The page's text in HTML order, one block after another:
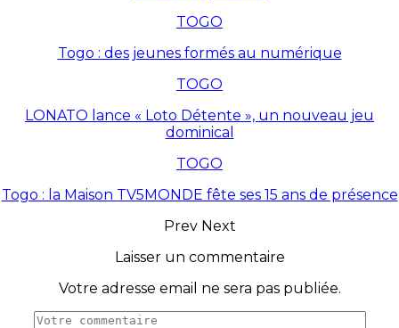
TOGO
Togo : des jeunes formés au numérique
TOGO
LONATO lance « Loto Détente », un nouveau jeu
dominical
TOGO
Togo : la Maison TV5MONDE fête ses 15 ans de présence
Prev Next
Laisser un commentaire
Votre adresse email ne sera pas publiée.